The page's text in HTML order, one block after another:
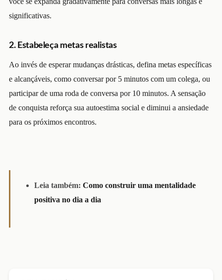
significativas.
2. Estabeleça metas realistas
Ao invés de esperar mudanças drásticas, defina metas específicas
e alcançáveis, como conversar por 5 minutos com um colega, ou
participar de uma roda de conversa por 10 minutos. A sensação
de conquista reforça sua autoestima social e diminui a ansiedade
para os próximos encontros.
Leia também: Como construir uma mentalidade
positiva no dia a dia